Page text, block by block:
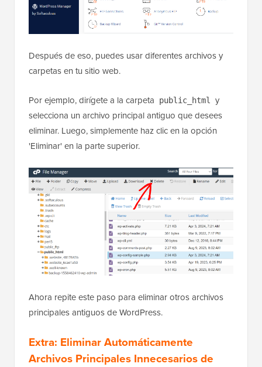
Después de eso, puedes usar diferentes archivos y
carpetas en tu sitio web.
Por ejemplo, dirígete a la carpeta public_html
y
selecciona un archivo principal antiguo que desees
eliminar. Luego, simplemente haz clic en la opción
'Eliminar' en la parte superior.
Ahora repite este paso para eliminar otros archivos
principales antiguos de WordPress.
Extra: Eliminar Automáticamente
Archivos Principales Innecesarios de